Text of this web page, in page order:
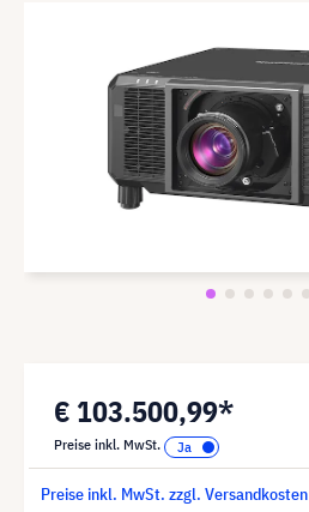
€ 103.500,99*
Preise inkl. MwSt.
Preise inkl. MwSt. zzgl. Versandkosten